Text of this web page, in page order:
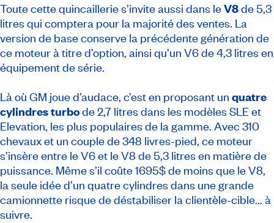
Toute cette quincaillerie s’invite aussi dans leV8de 5,3
litres qui comptera pour la majorité des ventes. La
version de base conserve la précédente génération de
ce moteur à titre d’option, ainsi qu’un V6 de 4,3 litres en
équipement de série.
Là où GM joue d’audace, c’est en proposant un quatre
cylindres turbode 2,7 litres dans les modèles SLE et
Elevation, les plus populaires de la gamme. Avec 310
chevaux et un couple de 348 livres-pied, ce moteur
s’insère entre le V6 et le V8 de 5,3 litres en matière de
puissance. Même s’il coûte 1695$ de moins que le V8,
la seule idée d’un quatre cylindres dans une grande
camionnette risque de déstabiliser la clientèle-cible... à
suivre.